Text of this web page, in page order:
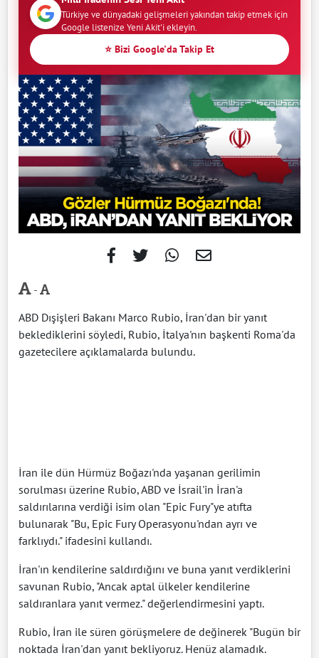
Türkiye ve dünyadaki gelişmeleri yakından takip etmek için
Google listenize Yeni Akit'i ekleyin.
⭐ Bizi Google'da Takip Et
-
ABD Dışişleri Bakanı Marco Rubio, İran'dan bir yanıt
beklediklerini söyledi, Rubio, İtalya'nın başkenti Roma'da
gazetecilere açıklamalarda bulundu.
İran ile dün Hürmüz Boğazı'nda yaşanan gerilimin
sorulması üzerine Rubio, ABD ve İsrail'in İran'a
saldırılarına verdiği isim olan "Epic Fury"ye atıfta
bulunarak "Bu, Epic Fury Operasyonu'ndan ayrı ve
farklıydı." ifadesini kullandı.
İran'ın kendilerine saldırdığını ve buna yanıt verdiklerini
savunan Rubio, "Ancak aptal ülkeler kendilerine
saldıranlara yanıt vermez." değerlendirmesini yaptı.
Rubio, İran ile süren görüşmelere de değinerek "Bugün bir
noktada İran'dan yanıt bekliyoruz. Henüz alamadık.